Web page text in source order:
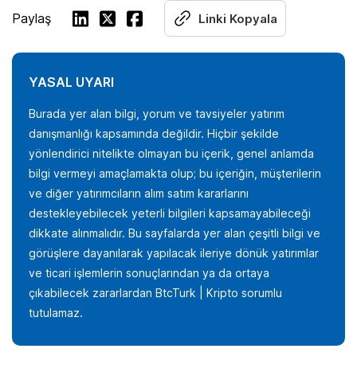
Paylaş Linki Kopyala
YASAL UYARI
Burada yer alan bilgi, yorum ve tavsiyeler yatırım
danışmanlığı kapsamında değildir. Hiçbir şekilde
yönlendirici nitelikte olmayan bu içerik, genel anlamda
bilgi vermeyi amaçlamakta olup; bu içeriğin, müşterilerin
ve diğer yatırımcıların alım satım kararlarını
destekleyebilecek yeterli bilgileri kapsamayabileceği
dikkate alınmalıdır. Bu sayfalarda yer alan çeşitli bilgi ve
görüşlere dayanılarak yapılacak ileriye dönük yatırımlar
ve ticari işlemlerin sonuçlarından ya da ortaya
çıkabilecek zararlardan BtcTurk | Kripto sorumlu
tutulamaz.